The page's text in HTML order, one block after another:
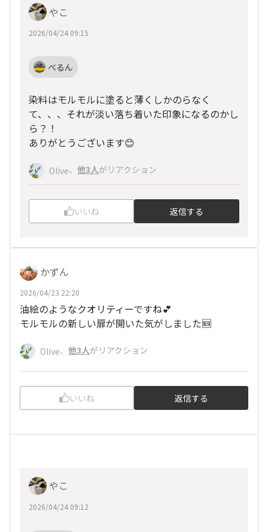
やこ
2026/04/24 09:15
べるん
染料はモルモルに塗ると薄くしかのらなく
て、、、それが淡い落ち着いた印象になるのかし
ら？！
ありがとうございます😊
Olive、 他3人がリアクション
いいね 返信する
かずん
2026/04/23 22:20
油絵のようなクオリティーですね💕︎
モルモルの新しい扉が開いた気がしました🆕
Olive、 他3人がリアクション
いいね 返信する
やこ
2026/04/24 09:12